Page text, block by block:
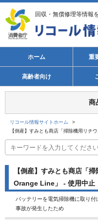
回収・無償修理等情報
ホーム 重
高齢者向け
商
リコール情報サイトホーム
>
【倒産】すみとも商店「掃除機用リ
【倒産】すみとも商店「
Orange Line」 - 使用中止
バッテリーを電気掃除機に取り
事故が発生したため